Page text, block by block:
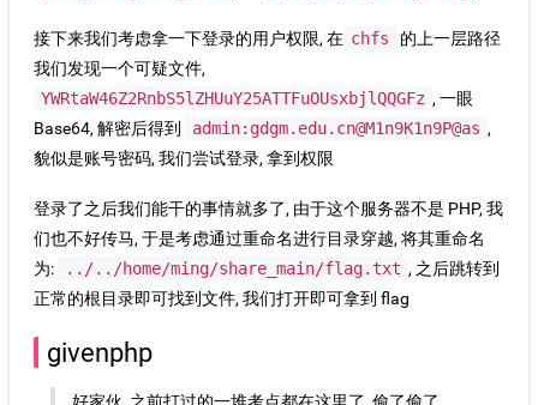
接下来我们考虑拿一下登录的用户权限, 在 chfs
的上一层路径
我们发现一个可疑文件,
YWRtaW46Z2RnbS5lZHUuY25ATTFuOUsxbjlQQGFz , 一眼
Base64, 解密后得到
admin:gdgm.edu.cn@M1n9K1n9P@as ,
貌似是账号密码, 我们尝试登录, 拿到权限
登录了之后我们能干的事情就多了, 由于这个服务器不是 PHP, 我
们也不好传马, 于是考虑通过重命名进行目录穿越, 将其重命名
为:
../../home/ming/share_main/flag.txt , 之后跳转到
正常的根目录即可找到文件, 我们打开即可拿到 flag
givenphp
好家伙, 之前打过的一堆考点都在这里了, 偷了偷了